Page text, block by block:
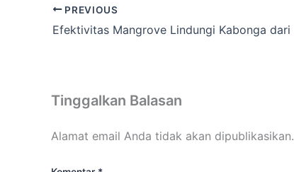
PREVIOUS
Tinggalkan Balasan
Alamat email Anda tidak akan dipublikasikan.